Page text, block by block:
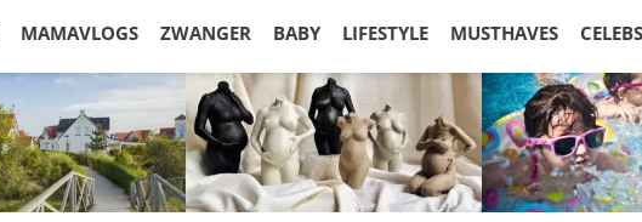
MAMAVLOGS ZWANGER BABY LIFESTYLE MUSTHAVES CELEBS